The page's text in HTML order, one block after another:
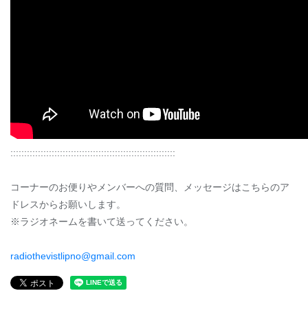
::::::::::::::::::::::::::::::::::::::::::::::::::::::::::::
コーナーのお便りやメンバーへの質問、メッセージはこちらのア
ドレスからお願いします。
※ラジオネームを書いて送ってください。
radiothevistlipno@gmail.com